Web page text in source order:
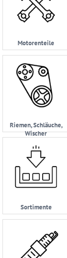
Motorenteile
Riemen, Schläuche,
Wischer
Sortimente